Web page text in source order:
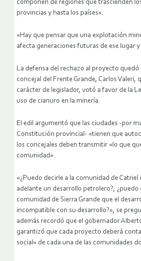
componen de regiones que trascienden
provincias y hasta los países».
«Hay que pensar que una explotación
afecta generaciones futuras de ese lugar
La defensa del rechazo al proyecto quedó
concejal del Frente Grande, Carlos Valeri,
carácter de legislador, votó a favor de la
uso de cianuro en la minería.
El edil argumentó que las ciudades -por
Constitución provincial- «tienen que
los concejales deben transmitir «lo que
comunidad».
«¿Puedo decirle a la comunidad de Catriel
adelante un desarrollo petrolero?, ¿puedo
comunidad de Sierra Grande que el
incompatible con su desarrollo?», se
además recordó que el gobernador
garantizó que cada proyecto deberá
social» de cada una de las comunidades